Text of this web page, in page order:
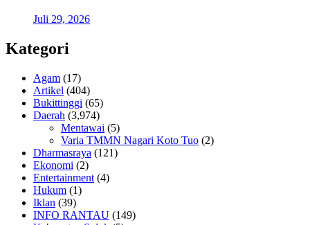
Juli 29, 2026
Kategori
Agam (17)
Artikel (404)
Bukittinggi (65)
Daerah (3,974)
Mentawai (5)
Varia TMMN Nagari Koto Tuo (2)
Dharmasraya (121)
Ekonomi (2)
Entertainment (4)
Hukum (1)
Iklan (39)
INFO RANTAU (149)